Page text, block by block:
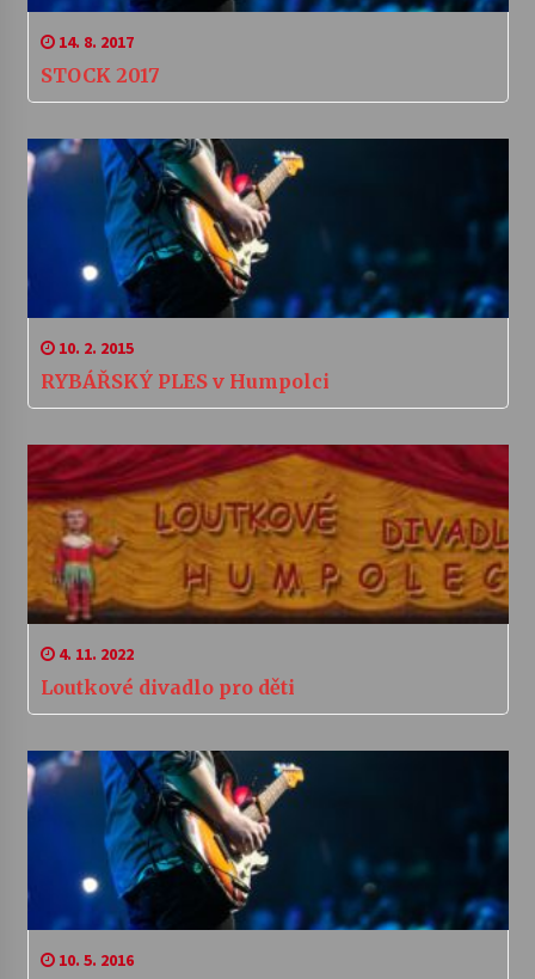
14. 8. 2017
STOCK 2017
10. 2. 2015
RYBÁŘSKÝ PLES v Humpolci
4. 11. 2022
Loutkové divadlo pro děti
10. 5. 2016